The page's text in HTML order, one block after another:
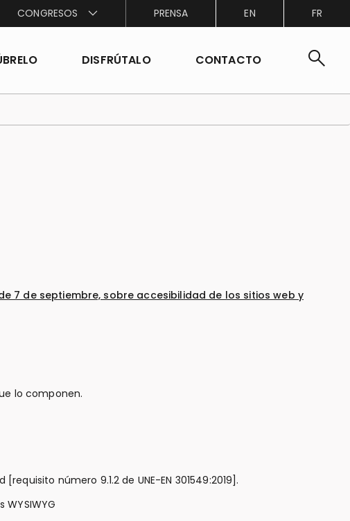
CONGRESOS PRENSA EN FR
DISFRÚTALO CONTACTO search
de 7 de septiembre, sobre accesibilidad de los sitios web y
lo componen.
número 9.1.2 de UNE-EN 301549:2019].